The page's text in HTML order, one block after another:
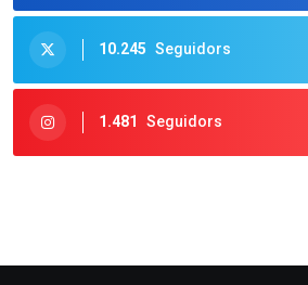
10.245 Seguidors
1.481 Seguidors